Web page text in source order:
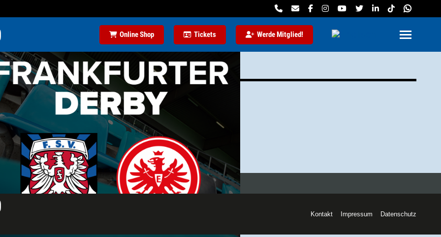
Online Shop Tickets Werde Mitglied!
FAN SHOP TICKETS KARRIERE
Kontakt Impressum Datenschutz